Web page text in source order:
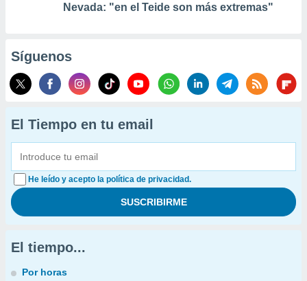
Nevada: "en el Teide son más extremas"
Síguenos
El Tiempo en tu email
He leído y acepto la política de privacidad.
El tiempo...
Por horas